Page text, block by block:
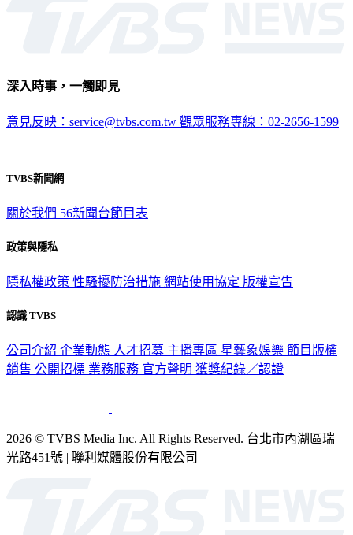
深入時事，一觸即見
意見反映：service@tvbs.com.tw 觀眾服務專線：02-2656-1599
TVBS新聞網
關於我們 56新聞台節目表
政策與隱私
隱私權政策 性騷擾防治措施 網站使用協定 版權宣告
認識 TVBS
公司介紹 企業動態 人才招募 主播專區 星藝象娛樂 節目版權
銷售 公開招標 業務服務 官方聲明 獲獎紀錄／認證
2026 © TVBS Media Inc. All Rights Reserved. 台北市內湖區瑞
光路451號 | 聯利媒體股份有限公司